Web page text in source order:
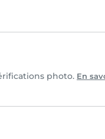
photo. En